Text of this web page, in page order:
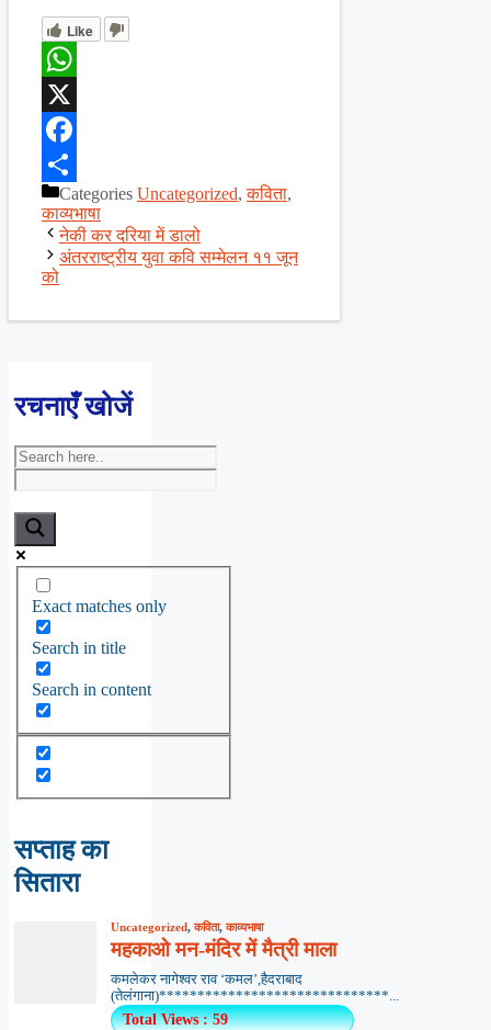
Like
WhatsApp
X
Facebook
ShareCategories Uncategorized,कविता,
काव्यभाषा
नेकी कर दरिया में डालो
अंतरराष्ट्रीय युवा कवि सम्मेलन ११ जून
को
रचनाएँ खोजें
Exact matches only
Search in title
Search in content
सप्ताह का
सितारा
Uncategorized,कविता,काव्यभाषा
महकाओ मन-मंदिर में मैत्री माला
कमलेकर नागेश्वर राव ‘कमल’,हैदराबाद
(तेलंगाना)******************************...
Total Views : 59